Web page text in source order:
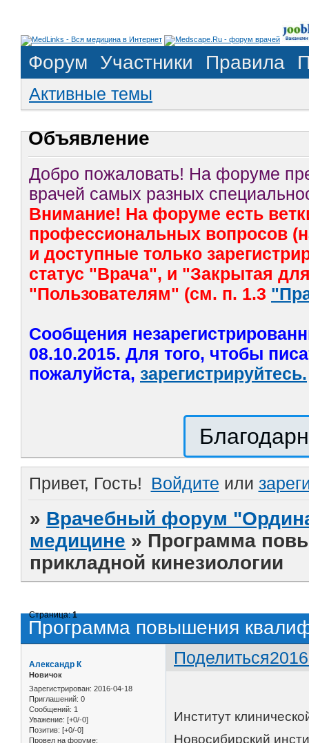
Форум Участники Правила
Активные темы
Объявление
Добро пожаловать! На форуме
врачей самых разных
Внимание! На форуме есть
профессиональных вопросов
и доступные только
статус "Врача", и "Закрытая
"Пользователям" (см. п. 1.3
Сообщения
08.10.2015. Для того, чтобы
пожалуйста, зарегистрируйтесь.
Привет, Гость! Войдите или
» Врачебный форум
медицине » Программа
прикладной кинезиологии
Программа повышения
Страница:1
Поделиться
Александр К
Новичок
Зарегистрирован: 2016-04-18
Приглашений: 0
Сообщений: 1
Уважение: [+0/-0]
Позитив: [+0/-0]
Провел на форуме:
Институт
Новосибирский